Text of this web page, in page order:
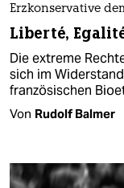
Erzkonservative
Liberté,
Die extreme
sich im
französischen
Von Rudolf Balmer